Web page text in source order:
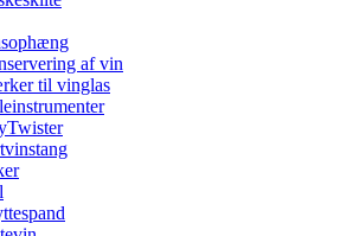
af vin
til vinglas